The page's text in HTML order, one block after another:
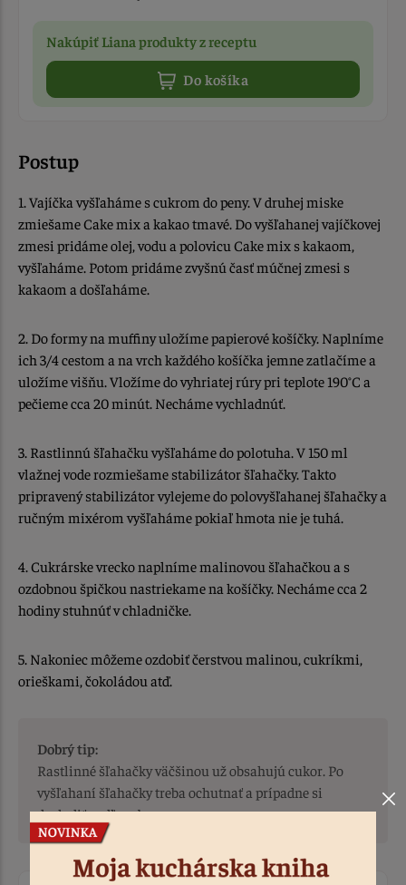
Nakúpiť Liana produkty z receptu
Do košíka
Postup
1. Vajíčka vyšľaháme s cukrom do peny. V druhej miske
zmiešame Cake mix a kakao tmavé. Do vyšľahanej vajíčkovej
zmesi pridáme olej, vodu a polovicu Cake mix s kakaom,
vyšľaháme. Potom pridáme zvyšnú časť múčnej zmesi s
kakaom a došľaháme.
2. Do formy na muffiny uložíme papierové košíčky. Naplníme
ich 3/4 cestom a na vrch každého košíčka jemne zatlačíme a
uložíme višňu. Vložíme do vyhriatej rúry pri teplote 190°C a
pečieme cca 20 minút. Necháme vychladnúť.
3. Rastlinnú šľahačku vyšľaháme do polotuha. V 150 ml
vlažnej vode rozmiešame stabilizátor šľahačky. Takto
pripravený stabilizátor vylejeme do polovyšľahanej šľahačky a
ručným mixérom vyšľaháme pokiaľ hmota nie je tuhá.
4. Cukrárske vrecko naplníme malinovou šľahačkou a s
ozdobnou špičkou nastriekame na košíčky. Necháme cca 2
hodiny stuhnúť v chladničke.
5. Nakoniec môžeme ozdobiť čerstvou malinou, cukríkmi,
orieškami, čokoládou atď.
Dobrý tip:
Rastlinné šľahačky väčšinou už obsahujú cukor. Po
vyšľahaní šľahačky treba ochutnať a prípadne si
dosladiť podľa seba.